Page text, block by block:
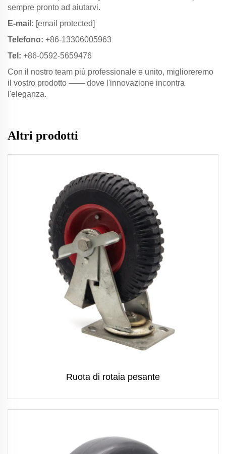
sempre pronto ad aiutarvi.
E-mail: [email protected]
Telefono: +86-13306005963
Tel: +86-0592-5659476
Con il nostro team più professionale e unito, miglioreremo
il vostro prodotto —— dove l'innovazione incontra
l'eleganza.
Altri prodotti
Ruota di rotaia pesante